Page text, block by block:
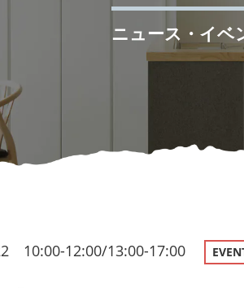
ニュース・イベ
10:00-12:00/13:00-17:00